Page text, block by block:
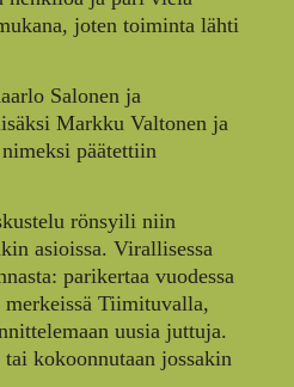
joten toiminta lähti
Salonen ja
Markku Valtonen ja
päätettiin
rönsyili niin
asioissa. Virallisessa
parikertaa vuodessa
Tiimituvalla,
uusia juttuja.
kokoonnutaan jossakin